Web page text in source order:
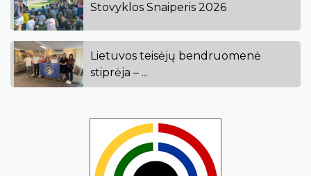
Stovyklos Snaiperis 2026
Lietuvos teisėjų bendruomenė
stiprėja – ...